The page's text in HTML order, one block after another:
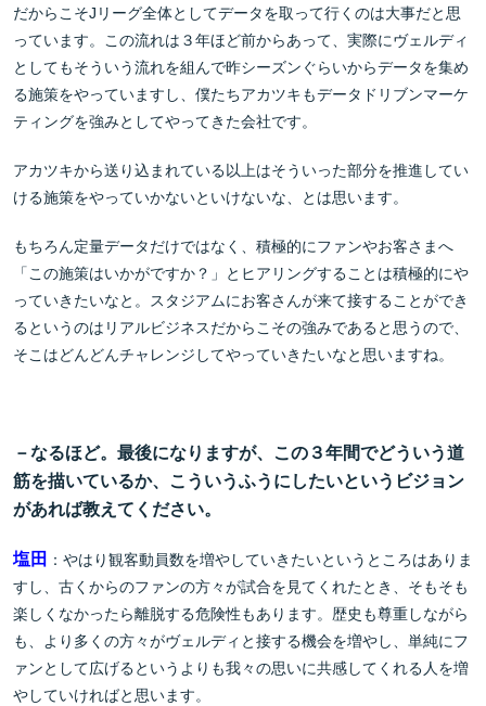
だからこそJリーグ全体としてデータを取って行くのは大事だと思
っています。この流れは３年ほど前からあって、実際にヴェルディ
としてもそういう流れを組んで昨シーズンぐらいからデータを集め
る施策をやっていますし、僕たちアカツキもデータドリブンマーケ
ティングを強みとしてやってきた会社です。
アカツキから送り込まれている以上はそういった部分を推進してい
ける施策をやっていかないといけないな、とは思います。
もちろん定量データだけではなく、積極的にファンやお客さまへ
「この施策はいかがですか？」とヒアリングすることは積極的にや
っていきたいなと。スタジアムにお客さんが来て接することができ
るというのはリアルビジネスだからこその強みであると思うので、
そこはどんどんチャレンジしてやっていきたいなと思いますね。
－なるほど。最後になりますが、この３年間でどういう道
筋を描いているか、こういうふうにしたいというビジョン
があれば教えてください。
塩田 ：やはり観客動員数を増やしていきたいというところはありま
すし、古くからのファンの方々が試合を見てくれたとき、そもそも
楽しくなかったら離脱する危険性もあります。歴史も尊重しながら
も、より多くの方々がヴェルディと接する機会を増やし、単純にフ
ァンとして広げるというよりも我々の思いに共感してくれる人を増
やしていければと思います。